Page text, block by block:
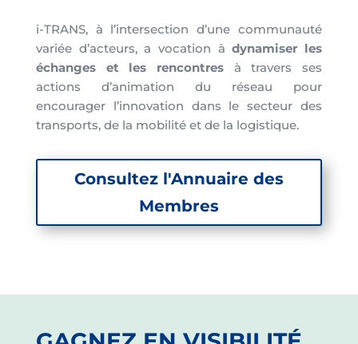
i-TRANS, à l’intersection d’une communauté
variée d’acteurs, a vocation àdynamiser les
échanges et les rencontres à travers ses
actions d’animation du réseau pour
encourager l’innovation dans le secteur des
transports, de la mobilité et de la logistique.
Consultez l'Annuaire des
Membres